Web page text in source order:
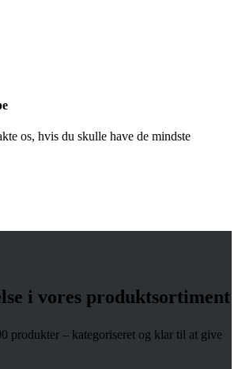
os, hvis du skulle have de mindste
i vores produktsortiment
produkter – kategoriseret og klar til at give